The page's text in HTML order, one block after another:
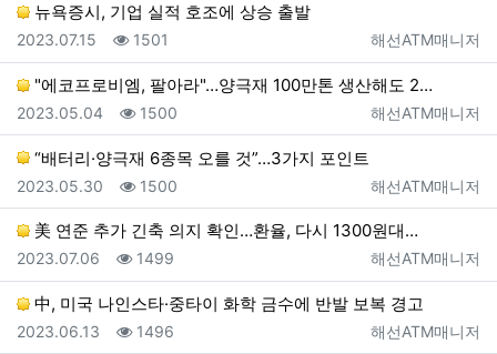
뉴욕증시, 기업 실적 호조에 상승 출발
등록자
해선ATM매니저
등록일
2023.07.15 조회
1501
"에코프로비엠, 팔아라"…양극재 100만톤 생산해도 2…
등록자
해선ATM매니저
등록일
2023.05.04 조회
1500
“배터리·양극재 6종목 오를 것”…3가지 포인트
등록자
해선ATM매니저
등록일
2023.05.30 조회
1500
美 연준 추가 긴축 의지 확인…환율, 다시 1300원대…
등록자
해선ATM매니저
등록일
2023.07.06 조회
1499
中, 미국 나인스타·중타이 화학 금수에 반발 보복 경고
등록자
해선ATM매니저
등록일
2023.06.13 조회
1496